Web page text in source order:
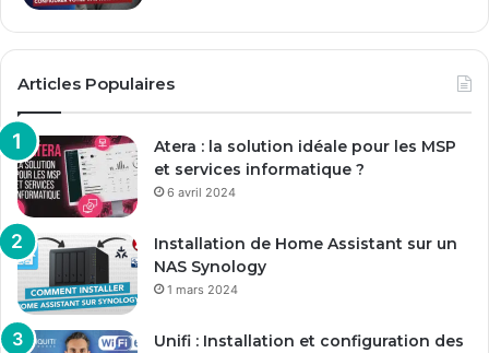
Articles Populaires
Atera : la solution idéale pour les MSP
et services informatique ?
6 avril 2024
Installation de Home Assistant sur un
NAS Synology
1 mars 2024
Unifi : Installation et configuration des